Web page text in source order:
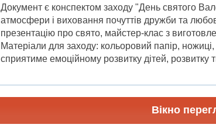
Документ є конспектом заходу "День святого
атмосфери і виховання почуттів дружби та
презентацію про свято, майстер-клас з
Матеріали для заходу: кольоровий папір,
сприятиме емоційному розвитку дітей, розвитку
Вікно